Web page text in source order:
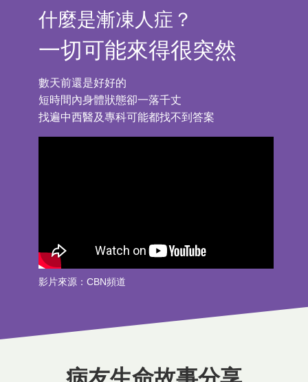
什麼是漸凍人症？
一切可能來得很突然
數天前還是好好的
短時間內身體狀態卻一落千丈
找遍中西醫及專科可能都找不到答案
影片來源：CBN頻道